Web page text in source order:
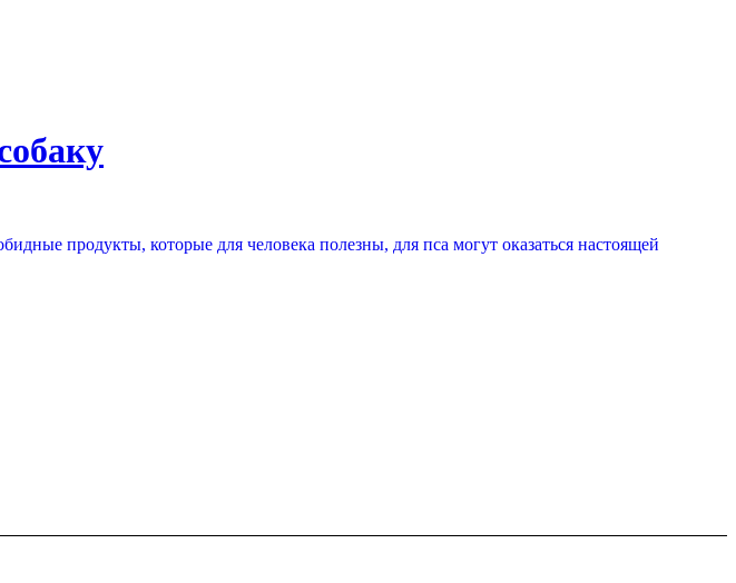
продукты, которые для человека полезны, для пса могут оказаться настоящей